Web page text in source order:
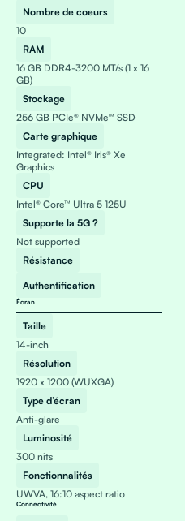
Nombre de coeurs
10
RAM
16 GB DDR4-3200 MT/s (1 x 16
GB)
Stockage
256 GB PCIe® NVMe™ SSD
Carte graphique
Integrated: Intel® Iris® Xe
Graphics
CPU
Intel® Core™ Ultra 5 125U
Supporte la 5G ?
Not supported
Résistance
Authentification
Écran
Taille
14-inch
Résolution
1920 x 1200 (WUXGA)
Type d’écran
Anti-glare
Luminosité
300 nits
Fonctionnalités
UWVA, 16:10 aspect ratio
Connectivité